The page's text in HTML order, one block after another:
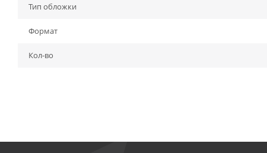
Тип обложки
Формат
Кол-во